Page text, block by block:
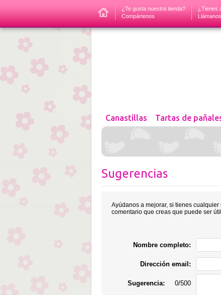
¿Te gusta nuestra tienda?
Compártenos
¿Tienes
Llámanos
Canastillas Tartas de
Sugerencias
Ayúdanos a mejorar, si tienes
comentario que creas que puede ser
Nombre completo:
Dirección email:
Sugerencia: 0/500